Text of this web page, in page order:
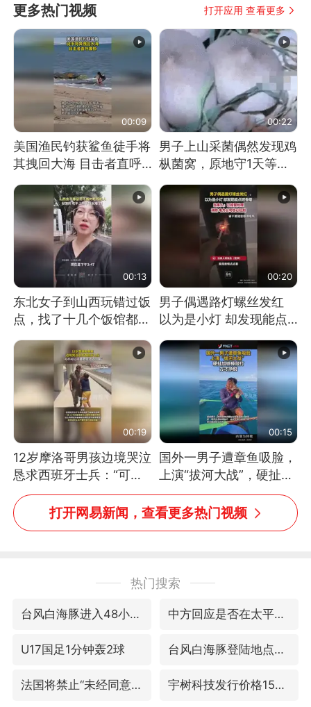
更多热门视频 打开应用 查看更多
00:09
美国渔民钓获鲨鱼徒手将
其拽回大海 目击者直呼
消息）
00:22
男子上山采菌偶然发现鸡
枞菌窝，原地守1天等它
00:13
东北女子到山西玩错过饭
点，找了十几个饭馆都没
00:20
男子偶遇路灯螺丝发红
以为是小灯 却发现能点
处理
00:19
12岁摩洛哥男孩边境哭泣
恳求西班牙士兵：“可不
可以不要把我遣返回国”
00:15
国外一男子遭章鱼吸脸，
上演“拔河大战”，硬扯加
铁棒敲打方才挣脱
打开网易新闻，查看更多热门视频
热门搜索
台风白海豚进入48小时警戒线 中方回应是否在太平洋海底开采稀土
U17国足1分钟轰2球 台风白海豚登陆地点更新
法国将禁止“未经同意的电话营销” 宇树科技发行价格150.80元/股